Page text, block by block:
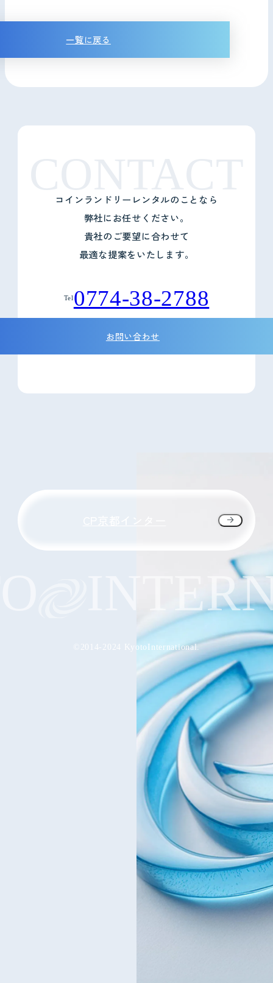
一覧に戻る
コインランドリーレンタルのことなら
弊社にお任せください。
貴社のご要望に合わせて
最適な提案をいたします。
Tel 0774-38-2788
お問い合わせ
©2014-2024 KyotoInternational.